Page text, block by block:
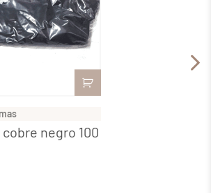
negro 100